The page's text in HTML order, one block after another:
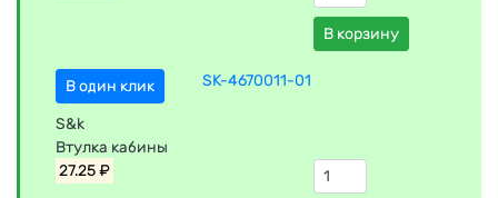
В корзину
В один клик SK-4670011-01
S&k
Втулка кабины
27.25 ₽